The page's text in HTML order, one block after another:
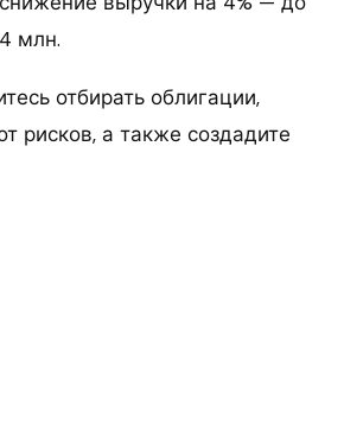
млн.
отбирать облигации,
рисков, а также создадите